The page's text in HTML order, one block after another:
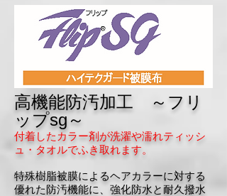
高機能防汚加工 ～フリ
ップsg～
付着したカラー剤が洗濯や濡れティッシ
ュ・タオルでふき取れます。
特殊樹脂被膜によるヘアカラーに対する
優れた防汚機能に、強化防水と耐久撥水